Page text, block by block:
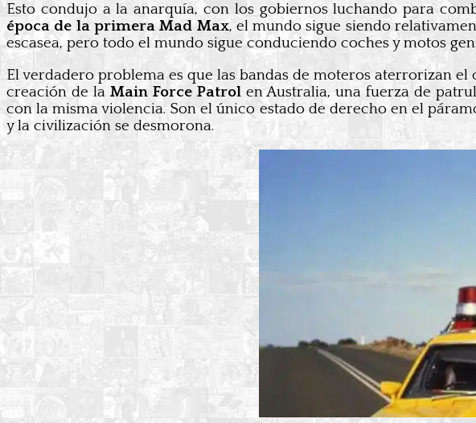
Esto condujo a la anarquía, con los gobiernos luchando para
época de la primera Mad Max, el mundo sigue siendo
escasea, pero todo el mundo sigue conduciendo coches y motos
El verdadero problema es que las bandas de moteros aterrorizan el
creación de la Main Force Patrol en Australia, una fuerza de
con la misma violencia. Son el único estado de derecho en el
y la civilización se desmorona.